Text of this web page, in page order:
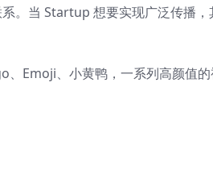
。当 Startup 想要实现广泛传播，
、Emoji、小黄鸭，一系列高颜值